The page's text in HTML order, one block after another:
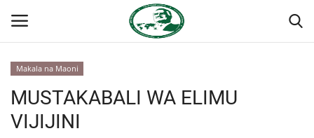
Nyumba
Makala na Maoni
MUSTAKABALI WA ELIMU
VIJIJINI